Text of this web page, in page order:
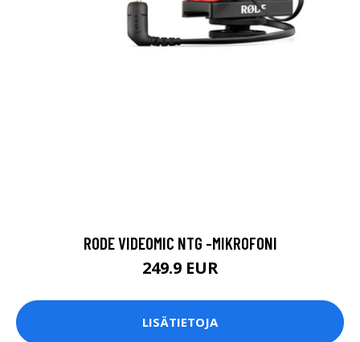
RODE VIDEOMIC NTG -MIKROFONI
249.9 EUR
LISÄTIETOJA